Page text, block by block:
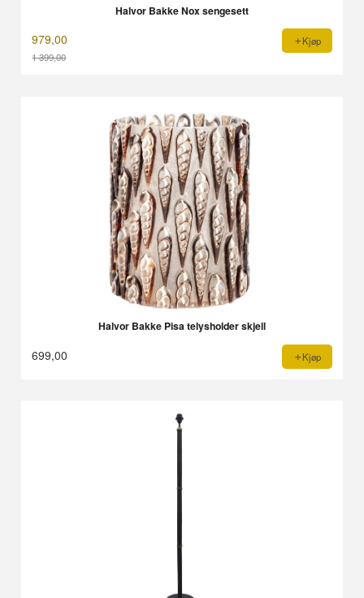
Halvor Bakke Nox sengesett
979,00
1 399,00
Kjøp
Halvor Bakke Pisa telysholder skjell
699,00 Kjøp